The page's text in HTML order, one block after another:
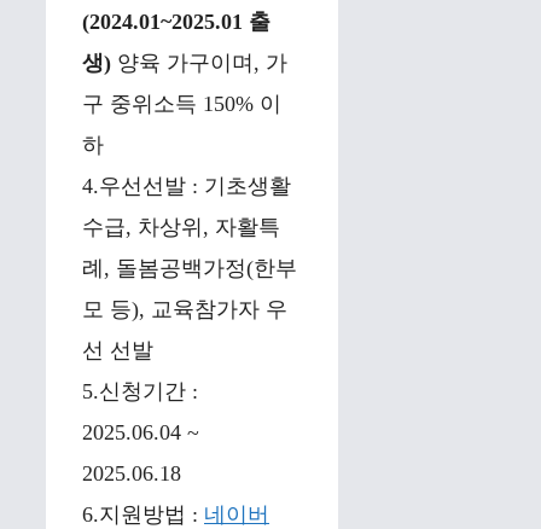
(2024.01~2025.01 출
생) 양육 가구이며, 가
구 중위소득 150% 이
하
4.우선선발 : 기초생활
수급, 차상위, 자활특
례, 돌봄공백가정(한부
모 등), 교육참가자 우
선 선발
5.신청기간 :
2025.06.04 ~
2025.06.18
6.지원방법 : 네이버